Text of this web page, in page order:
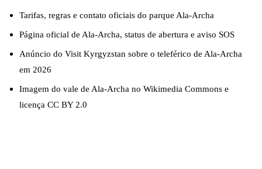
Tarifas, regras e contato oficiais do parque Ala-Archa
Página oficial de Ala-Archa, status de abertura e aviso SOS
Anúncio do Visit Kyrgyzstan sobre o teleférico de Ala-Archa
em 2026
Imagem do vale de Ala-Archa no Wikimedia Commons e
licença CC BY 2.0